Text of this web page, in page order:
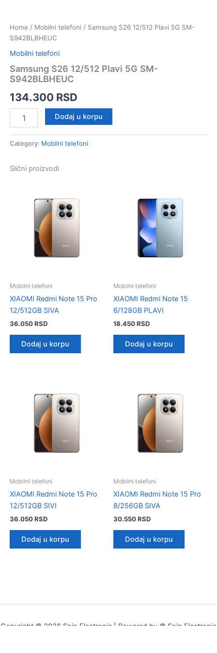
Home / Mobilni telefoni / Samsung S26 12/512 Plavi 5G SM-
S942BLBHEUC
Mobilni telefoni
Samsung S26 12/512 Plavi 5G SM-
S942BLBHEUC
134.300 RSD
Plavi
S942BLBHEUC
Dodaj u korpu
Category: Mobilni telefoni
Slični proizvodi
Mobilni telefoni
XIAOMI Redmi Note 15 Pro
12/512GB SIVA
36.050RSD
Dodaj u korpu
Mobilni telefoni
XIAOMI Redmi Note 15
6/128GB PLAVI
18.450RSD
Dodaj u korpu
Mobilni telefoni
XIAOMI Redmi Note 15 Pro
12/512GB SIVI
36.050RSD
Dodaj u korpu
Mobilni telefoni
XIAOMI Redmi Note 15 Pro
8/256GB SIVA
30.550RSD
Dodaj u korpu
Copyright © 2026 Spin Electronic | Powered by © Spin Electronic